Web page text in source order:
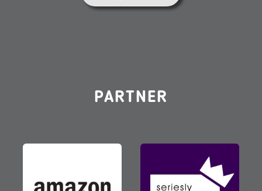
PARTNER